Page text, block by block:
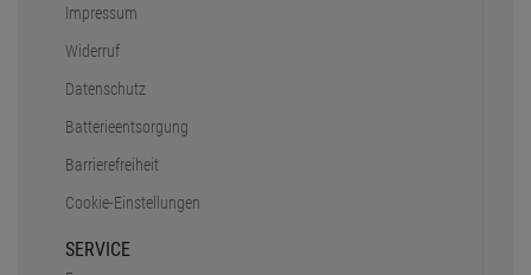
Impressum
Widerruf
Datenschutz
Batterieentsorgung
Barrierefreiheit
Cookie-Einstellungen
SERVICE